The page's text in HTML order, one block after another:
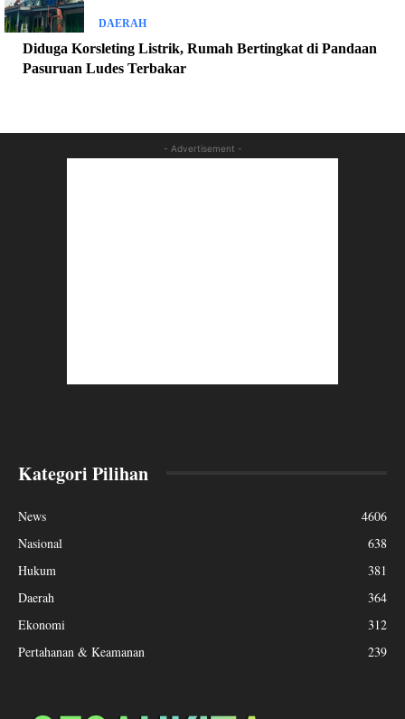
DAERAH
Diduga Korsleting Listrik, Rumah Bertingkat di Pandaan
Pasuruan Ludes Terbakar
- Advertisement -
Kategori Pilihan
News
4606
Nasional
638
Hukum
381
Daerah
364
Ekonomi
312
Pertahanan & Keamanan
239